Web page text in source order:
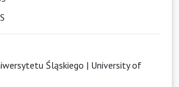
Śląskiego | University of